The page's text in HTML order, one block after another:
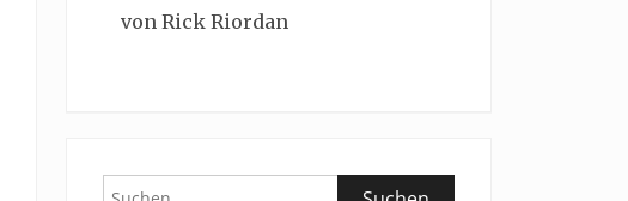
von Rick Riordan
Suchen